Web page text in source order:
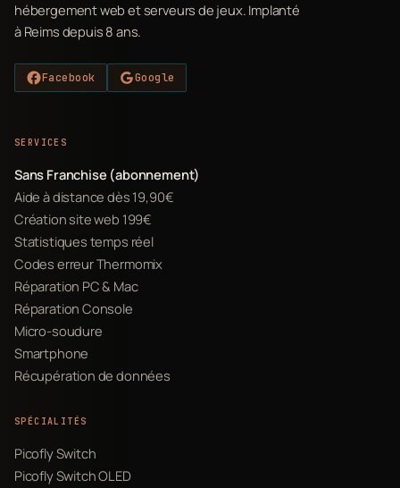
hébergement web et serveurs de jeux. Implanté
à Reims depuis 8 ans.
Facebook Google
SERVICES
Sans Franchise (abonnement)
Aide à distance dès 19,90€
Création site web 199€
Statistiques temps réel
Codes erreur Thermomix
Réparation PC & Mac
Réparation Console
Micro-soudure
Smartphone
Récupération de données
SPÉCIALITÉS
Picofly Switch
Picofly Switch OLED